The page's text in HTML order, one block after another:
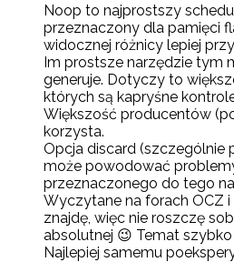
Noop to najprostszy
przeznaczony dla pamięci
widocznej różnicy lepiej
Im prostsze narzędzie tym
generuje. Dotyczy to
których są kapryśne
Większość producentów
korzysta.
Opcja discard (szczególnie
może powodować
przeznaczonego do tego
Wyczytane na forach OCZ i
znajdę, więc nie roszczę
absolutnej 😉 Temat szybko
Najlepiej samemu